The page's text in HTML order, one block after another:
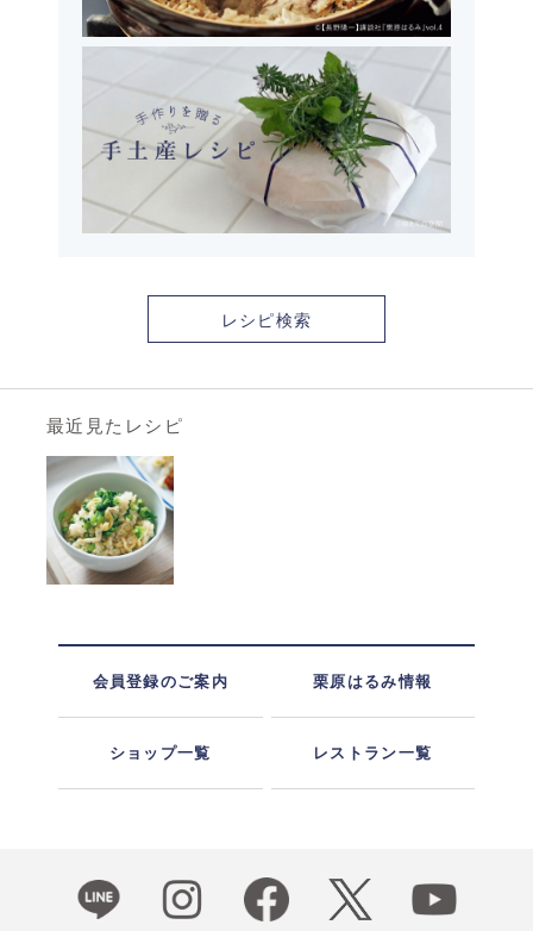
レシピ検索
最近見たレシピ
会員登録のご案内 栗原はるみ情報
ショップ一覧 レストラン一覧